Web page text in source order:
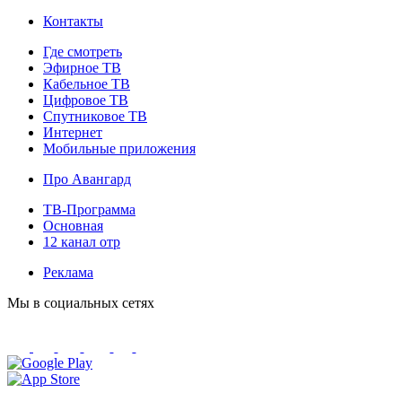
Контакты
Где смотреть
Эфирное ТВ
Кабельное ТВ
Цифровое ТВ
Спутниковое ТВ
Интернет
Мобильные приложения
Про Авангард
ТВ-Программа
Основная
12 канал отр
Реклама
Мы в социальных сетях